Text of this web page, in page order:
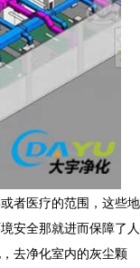
者医疗的范围，这些地
安全那就进而保障了人
去净化室内的灰尘颗